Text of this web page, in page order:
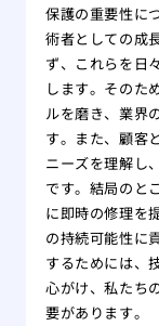
保護の重要性に
術者としての成
ず、これらを日
します。そのた
ルを磨き、業界
す。また、顧客
ニーズを理解し
です。結局のと
に即時の修理を
の持続可能性に
するためには、
心がけ、私たち
要があります。